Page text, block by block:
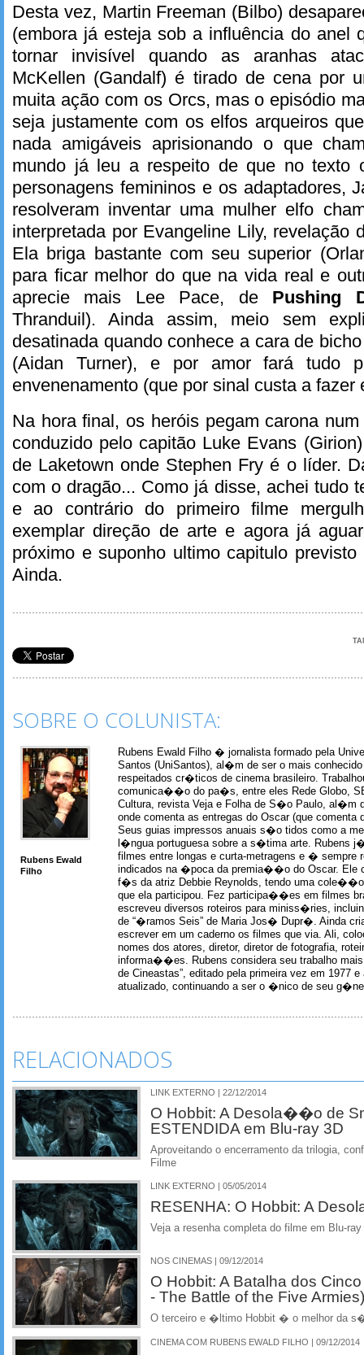
Desta vez, Martin Freeman (Bilbo)
(embora já esteja sob a influência do anel
tornar invisível quando as aranhas
McKellen (Gandalf) é tirado de cena por
muita ação com os Orcs, mas o episódio
seja justamente com os elfos arqueiros
nada amigáveis aprisionando o que
mundo já leu a respeito de que no texto
personagens femininos e os adaptadores,
resolveram inventar uma mulher elfo
interpretada por Evangeline Lily, revelação
Ela briga bastante com seu superior
para ficar melhor do que na vida real e
aprecie mais Lee Pace, de Pushing
Thranduil). Ainda assim, meio sem
desatinada quando conhece a cara de
(Aidan Turner), e por amor fará tudo
envenenamento (que por sinal custa a fazer
Na hora final, os heróis pegam carona
conduzido pelo capitão Luke Evans
de Laketown onde Stephen Fry é o líder.
com o dragão... Como já disse, achei tudo
e ao contrário do primeiro filme
exemplar direção de arte e agora já
próximo e suponho ultimo capitulo
Ainda.
SOBRE O COLUNISTA:
Rubens Ewald
Filho
Rubens Ewald Filho � jornalista formado pela
Santos (UniSantos), al�m de ser o mais
respeitados cr�ticos de cinema brasileiro.
comunica��o do pa�s, entre eles Rede Globo,
Cultura, revista Veja e Folha de S�o Paulo, al�m
onde comenta as entregas do Oscar (que comenta
Seus guias impressos anuais s�o tidos como a
l�ngua portuguesa sobre a s�tima arte. Rubens
filmes entre longas e curta-metragens e � sempre
indicados na �poca da premia��o do Oscar. Ele
f�s da atriz Debbie Reynolds, tendo uma
que ela participou. Fez participa��es em filmes
escreveu diversos roteiros para miniss�ries,
de “�ramos Seis” de Maria Jos� Dupr�. Ainda
escrever em um caderno os filmes que via. Ali,
nomes dos atores, diretor, diretor de fotografia,
informa��es. Rubens considera seu trabalho
de Cineastas”, editado pela primeira vez em 1977 e
atualizado, continuando a ser o �nico de seu
RELACIONADOS
LINK EXTERNO | 22/12/2014
O Hobbit: A Desola��o de
ESTENDIDA em Blu-ray 3D
Aproveitando o encerramento da trilogia,
Filme
LINK EXTERNO | 05/05/2014
RESENHA: O Hobbit: A
Veja a resenha completa do filme em Blu-ray
NOS CINEMAS | 09/12/2014
O Hobbit: A Batalha dos
- The Battle of the Five Armies)
O terceiro e �ltimo Hobbit � o melhor da
CINEMA COM RUBENS EWALD FILHO | 09/12/2014